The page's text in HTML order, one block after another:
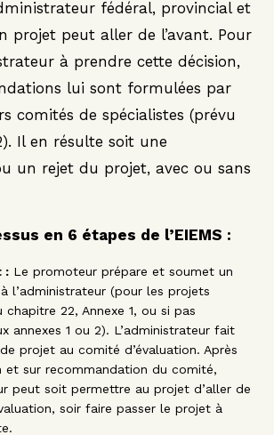
fédéral, provincial et
projet peut aller de l’avant. Pour
à prendre cette décision,
lui sont formulées par
comités de spécialistes (prévu
Il en résulte soit une
un rejet du projet, avec ou sans
en 6 étapes de l’EIEMS :
: Le promoteur prépare et soumet un
l’administrateur (pour les projets
chapitre 22, Annexe 1, ou si pas
annexes 1 ou 2). L’administrateur fait
projet au comité d’évaluation. Après
et sur recommandation du comité,
peut soit permettre au projet d’aller de
soir faire passer le projet à